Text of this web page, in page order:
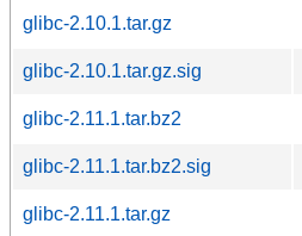
glibc-2.10.1.tar.gz
glibc-2.10.1.tar.gz.sig
glibc-2.11.1.tar.bz2
glibc-2.11.1.tar.bz2.sig
glibc-2.11.1.tar.gz